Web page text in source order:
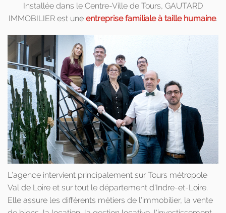
Installée dans le Centre-Ville de Tours, GAUTARD
IMMOBILIER est une entreprise familiale à taille humaine.
L'agence intervient principalement sur Tours métropole
Val de Loire et sur tout le département d'Indre-et-Loire.
Elle assure les différents métiers de l'immobilier, la vente